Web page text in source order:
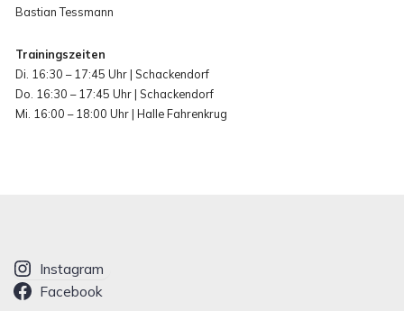
Bastian Tessmann
Trainingszeiten
Di. 16:30 – 17:45 Uhr | Schackendorf
Do. 16:30 – 17:45 Uhr | Schackendorf
Mi. 16:00 – 18:00 Uhr | Halle Fahrenkrug
Instagram
Facebook